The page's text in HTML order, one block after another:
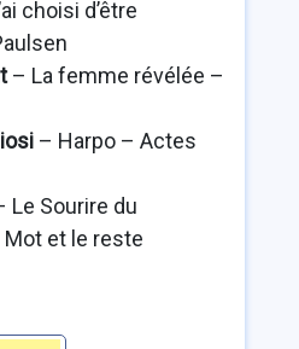
choisi d’être
– La femme révélée –
– Harpo – Actes
Le Sourire du
et le reste